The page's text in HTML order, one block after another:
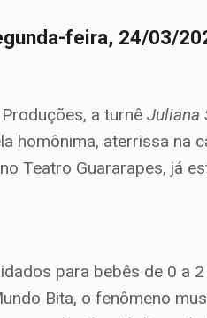
feira, 24/03/
a turnêJuliana
homônima, aterrissa na
Teatro Guararapes, já
para bebês de 0 a
Bita, o fenômeno